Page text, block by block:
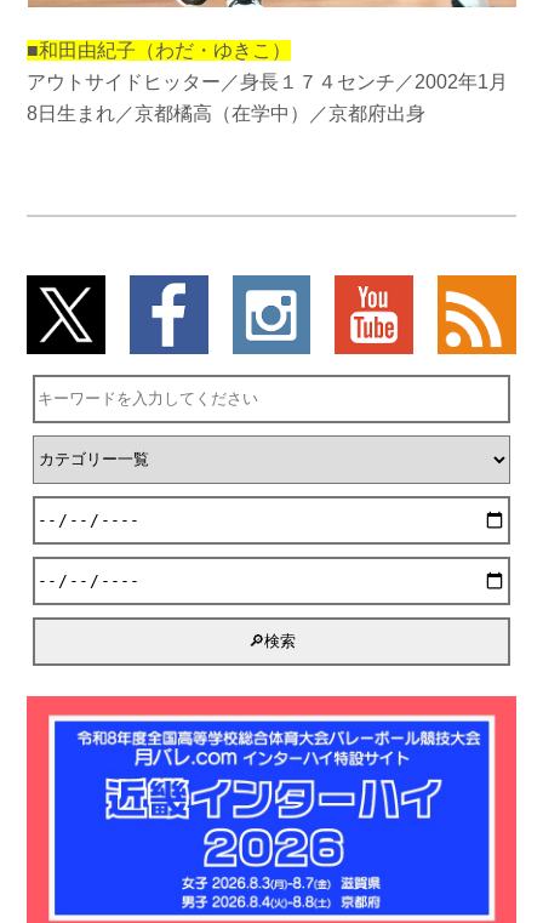
■和田由紀子（わだ・ゆきこ）
アウトサイドヒッター／身長１７４センチ／2002年1月
8日生まれ／京都橘高（在学中）／京都府出身